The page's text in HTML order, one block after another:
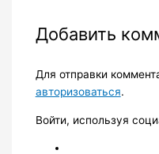
Добавить
Для отправки
авторизоваться.
Войти, используя